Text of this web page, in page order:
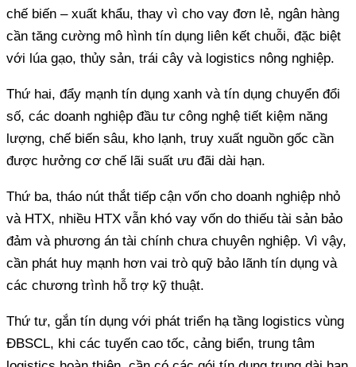
chế biến – xuất khẩu, thay vì cho vay đơn lẻ, ngân hàng
cần tăng cường mô hình tín dụng liên kết chuỗi, đặc biệt
với lúa gạo, thủy sản, trái cây và logistics nông nghiệp.
Thứ hai, đẩy mạnh tín dụng xanh và tín dụng chuyển đổi
số, các doanh nghiệp đầu tư công nghệ tiết kiệm năng
lượng, chế biến sâu, kho lạnh, truy xuất nguồn gốc cần
được hưởng cơ chế lãi suất ưu đãi dài hạn.
Thứ ba, tháo nút thắt tiếp cận vốn cho doanh nghiệp nhỏ
và HTX, nhiều HTX vẫn khó vay vốn do thiếu tài sản bảo
đảm và phương án tài chính chưa chuyên nghiệp. Vì vậy,
cần phát huy mạnh hơn vai trò quỹ bảo lãnh tín dụng và
các chương trình hỗ trợ kỹ thuật.
Thứ tư, gắn tín dụng với phát triển hạ tầng logistics vùng
ĐBSCL, khi các tuyến cao tốc, cảng biển, trung tâm